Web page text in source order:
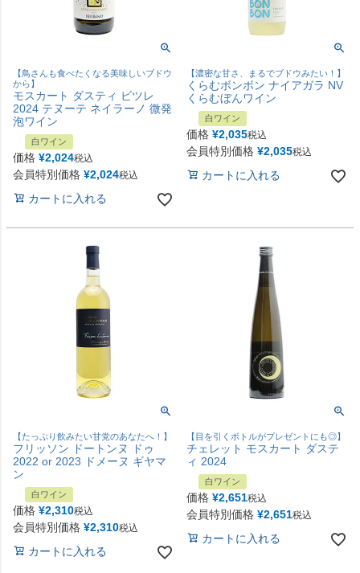
【鳥さんも食べたくなる美味しいブドウ
から】
モスカート ダスティ ビツレ
2024 テヌーテ ネイラーノ 微発
泡ワイン
白ワイン
価格 ¥2,024税込
会員特別価格 ¥2,024税込
カートに入れる
【濃密な甘さ、まるでブドウみたい！】
くらむボンボン ナイアガラ NV
くらむぼんワイン
白ワイン
価格 ¥2,035税込
会員特別価格 ¥2,035税込
カートに入れる
【たっぷり飲みたい甘党のあなたへ！】
フリッソン ドートンヌ ドゥ
2022 or 2023 ドメーヌ ギヤマ
ン
白ワイン
価格 ¥2,310税込
会員特別価格 ¥2,310税込
カートに入れる
【目を引くボトルがプレゼントにも◎】
チェレット モスカート ダステ
ィ 2024
白ワイン
価格 ¥2,651税込
会員特別価格 ¥2,651税込
カートに入れる